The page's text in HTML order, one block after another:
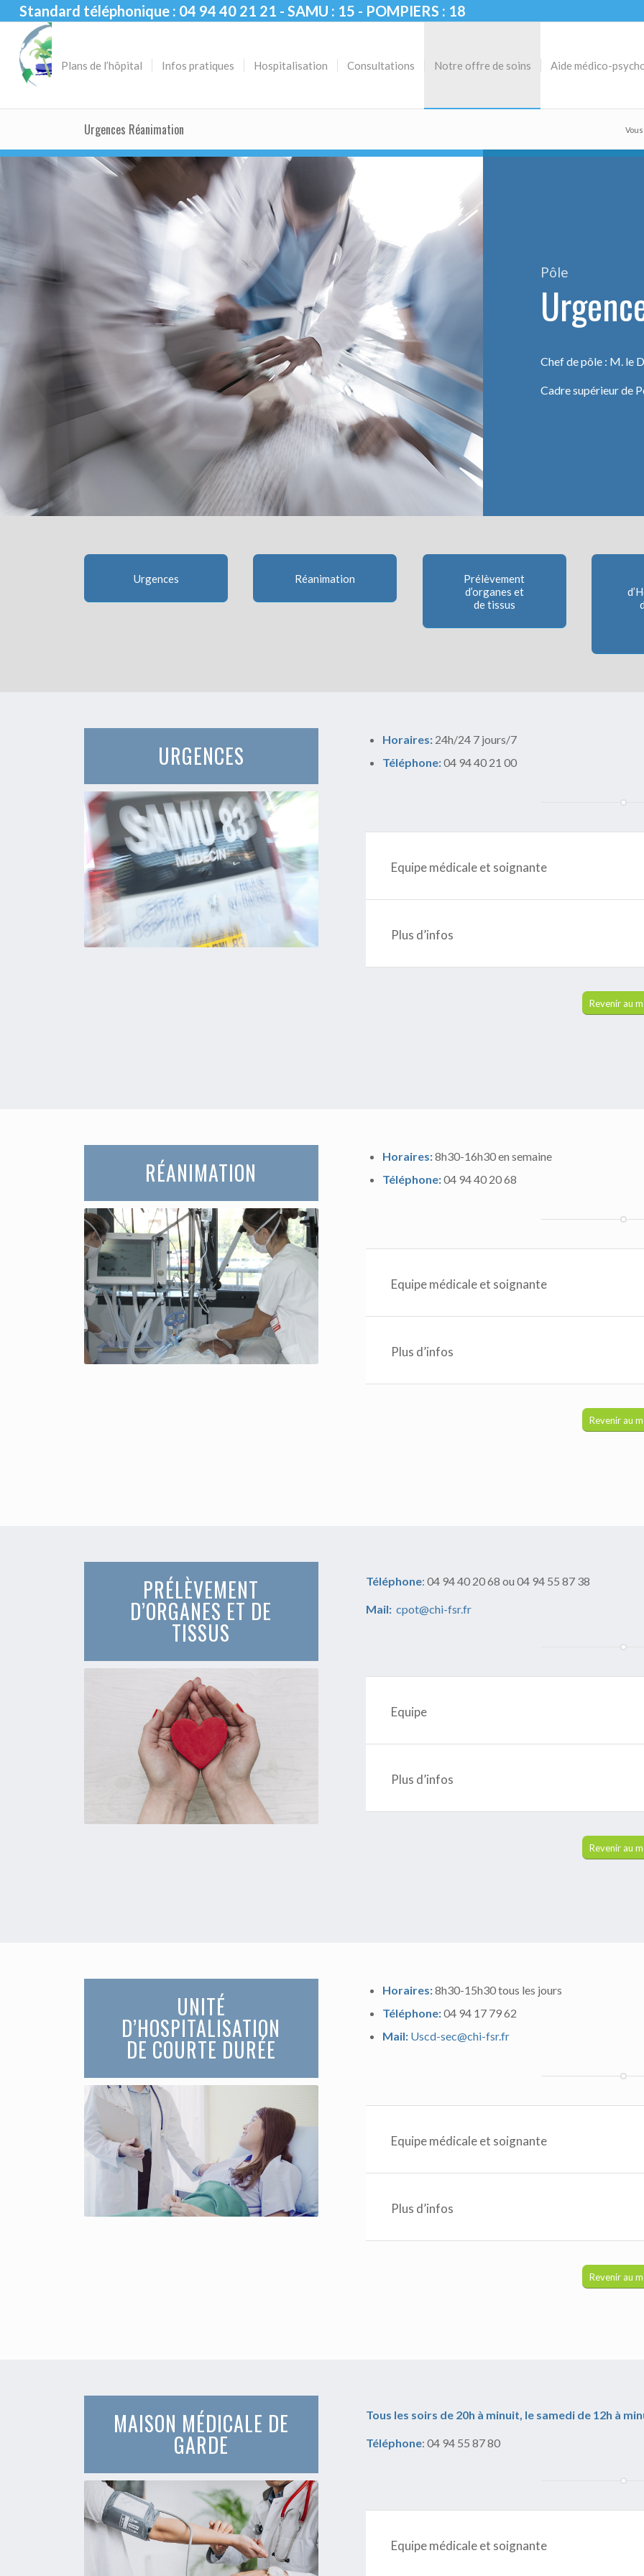
Standard téléphonique : 04 94 40 21 21 - SAMU : 15 - POMPIERS : 18
Plans de l’hôpital Infos pratiques Hospitalisation Consultations Notre offre de soins Aide médico-
Urgences Réanimation
Pôle
Chef de pôle : M. le
Cadre supérieur de
Urgences Réanimation
Prélèvement
d’organes et
de tissus
URGENCES
Horaires: 24h/24 7 jours/7
Téléphone:04 94 40 21 00
Equipe médicale et soignante
Plus d’infos
Revenir au
RÉANIMATION
Horaires:8h30-16h30 en semaine
Téléphone:04 94 40 20 68
Equipe médicale et soignante
Plus d’infos
Revenir au
PRÉLÈVEMENT
D’ORGANES ET DE
TISSUS
Téléphone: 04 94 40 20 68 ou 04 94 55 87 38
Mail: cpot@chi-fsr.fr
Equipe
Plus d’infos
Revenir au
UNITÉ
D’HOSPITALISATION
DE COURTE DURÉE
Horaires:8h30-15h30 tous les jours
Téléphone:04 94 17 79 62
Mail: Uscd-sec@chi-fsr.fr
Equipe médicale et soignante
Plus d’infos
Revenir au
MAISON MÉDICALE DE
GARDE
Tous les soirs de 20h à minuit, le samedi de 12h à
Téléphone: 04 94 55 87 80
Equipe médicale et soignante